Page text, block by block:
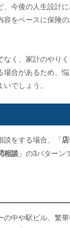
、今後の人生設計
容をベースに保険
なく、家計のやり
場合があるため、
でしょう。
談をする場合、「
相談 」の3パターン
の中や駅ビル、繁